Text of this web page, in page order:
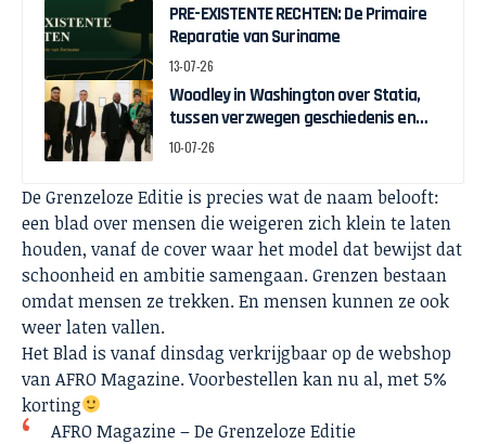
PRE-EXISTENTE RECHTEN: De Primaire
Reparatie van Suriname
13-07-26
Woodley in Washington over Statia,
tussen verzwegen geschiedenis en
zelfbeschikking
10-07-26
De Grenzeloze Editie is precies wat de naam belooft:
een blad over mensen die weigeren zich klein te laten
houden, vanaf de cover waar het model dat bewijst dat
schoonheid en ambitie samengaan. Grenzen bestaan
omdat mensen ze trekken. En mensen kunnen ze ook
weer laten vallen.
Het Blad is vanaf dinsdag verkrijgbaar op de webshop
van AFRO Magazine. Voorbestellen kan nu al, met 5%
korting
AFRO Magazine – De Grenzeloze Editie